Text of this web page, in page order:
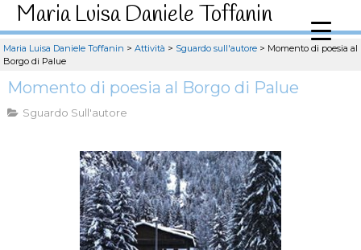
Maria Luisa Daniele Toffanin
Maria Luisa Daniele Toffanin > Attività > Sguardo sull'autore > Momento di poesia al
Borgo di Palue
Momento di poesia al Borgo di Palue
Sguardo Sull'autore